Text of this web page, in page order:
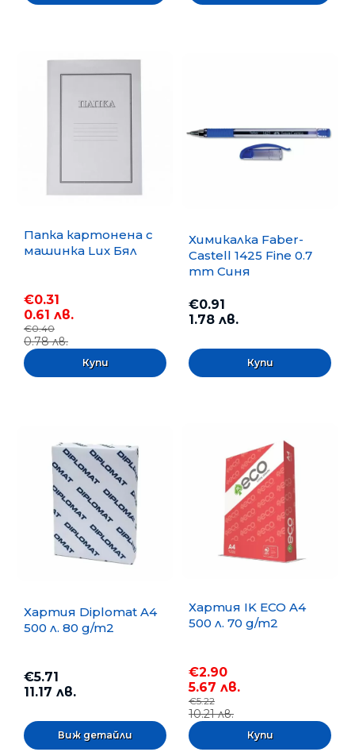
Папка картонена с
машинка Lux Бял
€0.31
0.61 лв.
€0.40
0.78 лв.
Химикалка Faber-
Castell 1425 Fine 0.7
mm Синя
€0.91
1.78 лв.
Хартия Diplomat A4
500 л. 80 g/m2
€5.71
11.17 лв.
Виж детайли
Хартия IK ECO A4
500 л. 70 g/m2
€2.90
5.67 лв.
€5.22
10.21 лв.